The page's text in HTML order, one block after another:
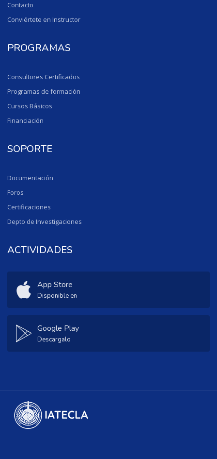
Contacto
Conviértete en Instructor
PROGRAMAS
Consultores Certificados
Programas de formación
Cursos Básicos
Financiación
SOPORTE
Documentación
Foros
Certificaciones
Depto de Investigaciones
ACTIVIDADES
App Store
Disponible en
Google Play
Descargalo